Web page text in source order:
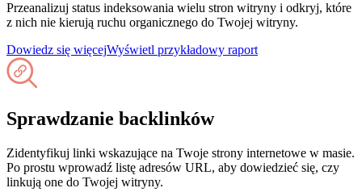
Przeanalizuj status indeksowania wielu stron witryny i odkryj, które
z nich nie kierują ruchu organicznego do Twojej witryny.
Dowiedz się więcejWyświetl przykładowy raport
Sprawdzanie backlinków
Zidentyfikuj linki wskazujące na Twoje strony internetowe w masie.
Po prostu wprowadź listę adresów URL, aby dowiedzieć się, czy
linkują one do Twojej witryny.